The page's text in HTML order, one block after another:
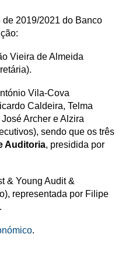
2019/2021 do Banco
Vieira de Almeida
Vila-Cova
Caldeira, Telma
Archer e Alzira
sendo que os três
Auditoria, presidida por
& Young Audit &
representada por Filipe
.